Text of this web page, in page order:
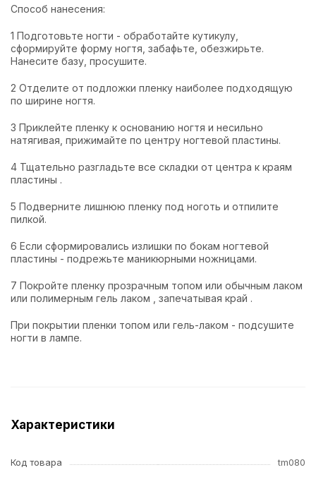
Способ нанесения:
1 Подготовьте ногти - обработайте кутикулу,
сформируйте форму ногтя, забафьте, обезжирьте.
Нанесите базу, просушите.
2 Отделите от подложки пленку наиболее подходящую
по ширине ногтя.
3 Приклейте пленку к основанию ногтя и несильно
натягивая, прижимайте по центру ногтевой пластины.
4 Тщательно разгладьте все складки от центра к краям
пластины .
5 Подверните лишнюю пленку под ноготь и отпилите
пилкой.
6 Если сформировались излишки по бокам ногтевой
пластины - подрежьте маникюрными ножницами.
7 Покройте пленку прозрачным топом или обычным лаком
или полимерным гель лаком , запечатывая край .
При покрытии пленки топом или гель-лаком - подсушите
ногти в лампе.
Характеристики
Код товара tm080